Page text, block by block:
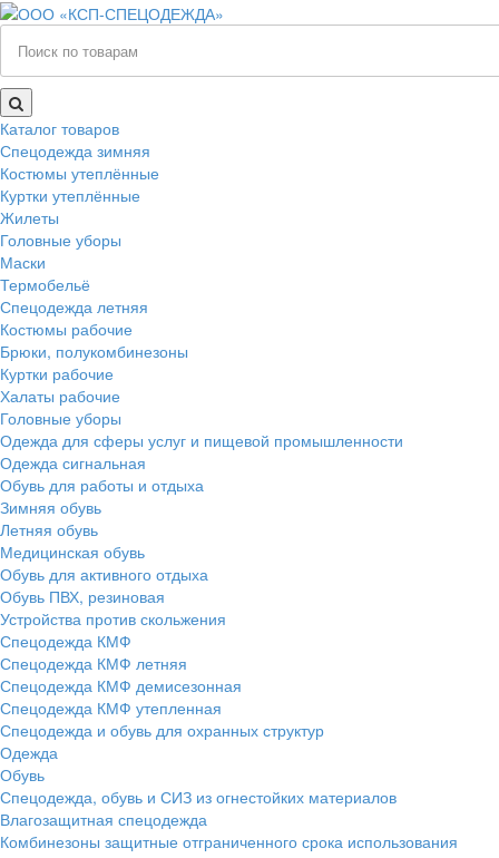
Каталог товаров
Спецодежда зимняя
Костюмы утеплённые
Куртки утеплённые
Жилеты
Головные уборы
Маски
Термобельё
Спецодежда летняя
Костюмы рабочие
Брюки, полукомбинезоны
Куртки рабочие
Халаты рабочие
Головные уборы
Одежда для сферы услуг и пищевой промышленности
Одежда сигнальная
Обувь для работы и отдыха
Зимняя обувь
Летняя обувь
Медицинская обувь
Обувь для активного отдыха
Обувь ПВХ, резиновая
Устройства против скольжения
Спецодежда КМФ
Спецодежда КМФ летняя
Спецодежда КМФ демисезонная
Спецодежда КМФ утепленная
Спецодежда и обувь для охранных структур
Одежда
Обувь
Спецодежда, обувь и СИЗ из огнестойких материалов
Влагозащитная спецодежда
Комбинезоны защитные отграниченного срока использования